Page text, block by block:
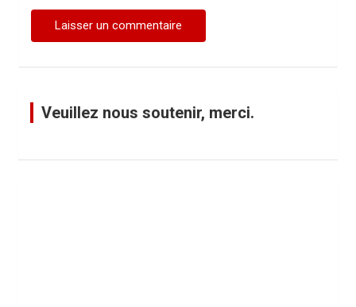
Veuillez nous soutenir, merci.